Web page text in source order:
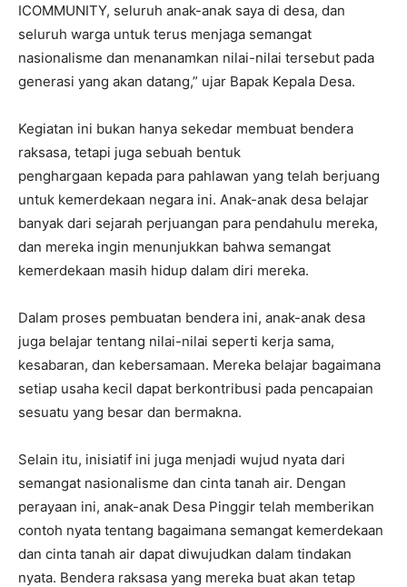
ICOMMUNITY, seluruh anak-anak saya di desa, dan
seluruh warga untuk terus menjaga semangat
nasionalisme dan menanamkan nilai-nilai tersebut pada
generasi yang akan datang,” ujar Bapak Kepala Desa.
Kegiatan ini bukan hanya sekedar membuat bendera
raksasa, tetapi juga sebuah bentuk
penghargaan kepada para pahlawan yang telah berjuang
untuk kemerdekaan negara ini. Anak-anak desa belajar
banyak dari sejarah perjuangan para pendahulu mereka,
dan mereka ingin menunjukkan bahwa semangat
kemerdekaan masih hidup dalam diri mereka.
Dalam proses pembuatan bendera ini, anak-anak desa
juga belajar tentang nilai-nilai seperti kerja sama,
kesabaran, dan kebersamaan. Mereka belajar bagaimana
setiap usaha kecil dapat berkontribusi pada pencapaian
sesuatu yang besar dan bermakna.
Selain itu, inisiatif ini juga menjadi wujud nyata dari
semangat nasionalisme dan cinta tanah air. Dengan
perayaan ini, anak-anak Desa Pinggir telah memberikan
contoh nyata tentang bagaimana semangat kemerdekaan
dan cinta tanah air dapat diwujudkan dalam tindakan
nyata. Bendera raksasa yang mereka buat akan tetap